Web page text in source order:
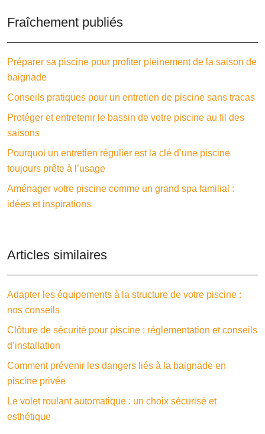
Fraîchement publiés
Préparer sa piscine pour profiter pleinement de la saison de
baignade
Conseils pratiques pour un entretien de piscine sans tracas
Protéger et entretenir le bassin de votre piscine au fil des
saisons
Pourquoi un entretien régulier est la clé d’une piscine
toujours prête à l’usage
Aménager votre piscine comme un grand spa familial :
idées et inspirations
Articles similaires
Adapter les équipements à la structure de votre piscine :
nos conseils
Clôture de sécurité pour piscine : réglementation et conseils
d’installation
Comment prévenir les dangers liés à la baignade en
piscine privée
Le volet roulant automatique : un choix sécurisé et
esthétique